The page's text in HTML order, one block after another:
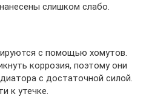
слишком слабо.
с помощью хомутов.
коррозия, поэтому они
с достаточной силой.
к утечке.